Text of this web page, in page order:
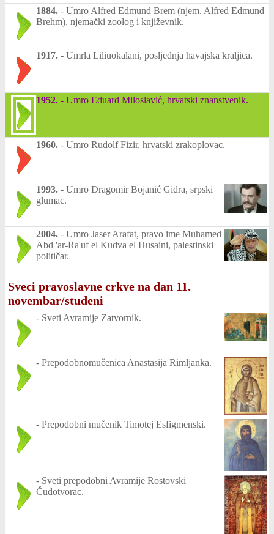
1884. - Umro Alfred Edmund Brem (njem. Alfred Edmund
Brehm), njemački zoolog i književnik.
1917. - Umrla Liliuokalani, posljednja havajska kraljica.
1952. - Umro Eduard Miloslavić, hrvatski znanstvenik.
1960. - Umro Rudolf Fizir, hrvatski zrakoplovac.
1993. - Umro Dragomir Bojanić Gidra, srpski
glumac.
2004. - Umro Jaser Arafat, pravo ime Muhamed
Abd 'ar-Ra'uf el Kudva el Husaini, palestinski
političar.
Sveci pravoslavne crkve na dan 11.
novembar/studeni
- Sveti Avramije Zatvornik.
- Prepodobnomučenica Anastasija Rimljanka.
- Prepodobni mučenik Timotej Esfigmenski.
- Sveti prepodobni Avramije Rostovski
Čudotvorac.